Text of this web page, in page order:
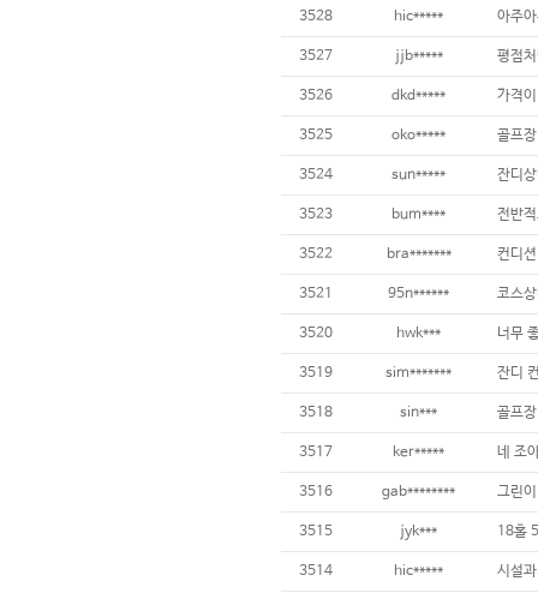
3528 hic***** 아주
3527 jjb***** 평점
3526 dkd*****
3525 oko*****
3524 sun***** 잔디
3523 bum****
3522 bra*******
3521 95n******
3520 hwk***
3519 sim******* 잔디
3518 sin***
3517 ker***** 네 조
3516 gab******** 그린
3515 jyk***
3514 hic*****